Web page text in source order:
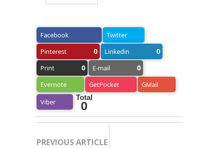
Facebook
Twitter
Pinterest
0 Linkedin 0
Print 0 E-mail 0
Evernote GetPocket GMail
Viber
Total
0
PREVIOUS ARTICLE